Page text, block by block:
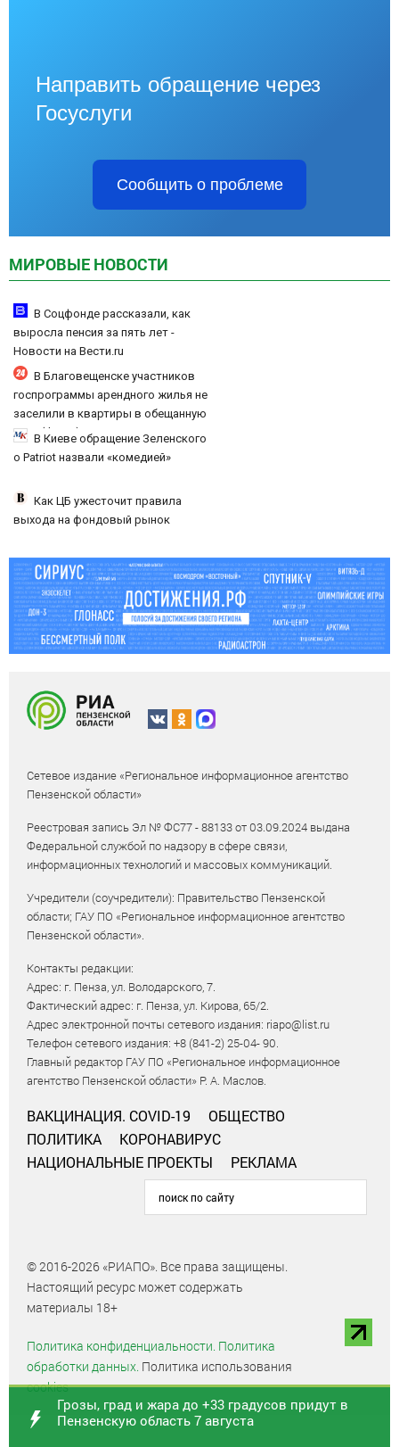
Направить обращение через
Госуслуги
Сообщить о проблеме
МИРОВЫЕ НОВОСТИ
В Соцфонде рассказали, как
выросла пенсия за пять лет -
Новости на Вести.ru
В Благовещенске участников
госпрограммы арендного жилья не
заселили в квартиры в обещанную
дату (ФОТО)
В Киеве обращение Зеленского
о Patriot назвали «комедией»
Как ЦБ ужесточит правила
выхода на фондовый рынок
Сетевое издание «Региональное информационное агентство
Пензенской области»
Реестровая запись Эл № ФС77 - 88133 от 03.09.2024 выдана
Федеральной службой по надзору в сфере связи,
информационных технологий и массовых коммуникаций.
Учредители (соучредители): Правительство Пензенской
области; ГАУ ПО «Региональное информационное агентство
Пензенской области».
Контакты редакции:
Адрес: г. Пенза, ул. Володарского, 7.
Фактический адрес: г. Пенза, ул. Кирова, 65/2.
Адрес электронной почты сетевого издания: riapo@list.ru
Телефон сетевого издания: +8 (841-2) 25-04- 90.
Главный редактор ГАУ ПО «Региональное информационное
агентство Пензенской области» Р. А. Маслов.
ВАКЦИНАЦИЯ. COVID-19
ОБЩЕСТВО
ПОЛИТИКА
КОРОНАВИРУС
НАЦИОНАЛЬНЫЕ ПРОЕКТЫ
РЕКЛАМА
© 2016-2026 «РИАПО». Все права защищены.
Настоящий ресурс может содержать
материалы 18+
Политика конфиденциальности. Политика
обработки данных. Политика использования
cookies
Грозы, град и жара до +33 градусов придут в
Пензенскую область 7 августа